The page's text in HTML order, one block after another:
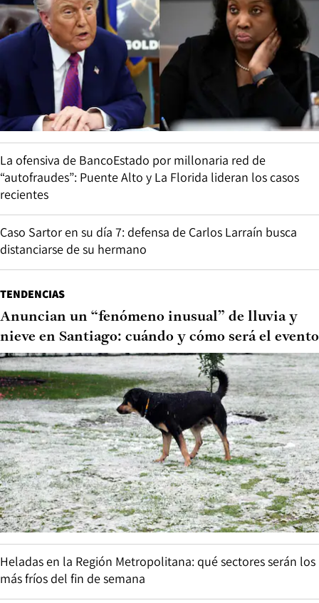
La ofensiva de BancoEstado por millonaria red de
“autofraudes”: Puente Alto y La Florida lideran los casos
recientes
Caso Sartor en su día 7: defensa de Carlos Larraín busca
distanciarse de su hermano
TENDENCIAS
Anuncian un “fenómeno inusual” de lluvia y
nieve en Santiago: cuándo y cómo será el evento
Heladas en la Región Metropolitana: qué sectores serán los
más fríos del fin de semana